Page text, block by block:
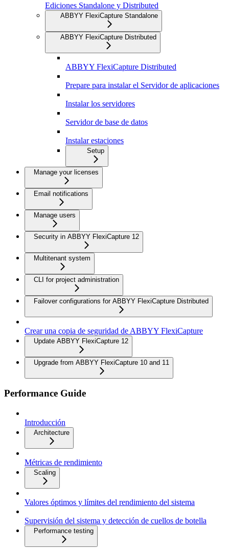
Ediciones Standalone y Distributed
ABBYY FlexiCapture Standalone
ABBYY FlexiCapture Distributed
ABBYY FlexiCapture Distributed
Prepare para instalar el Servidor de aplicaciones
Instalar los servidores
Servidor de base de datos
Instalar estaciones
Setup
Manage your licenses
Email notifications
Manage users
Security in ABBYY FlexiCapture 12
Multitenant system
CLI for project administration
Failover configurations for ABBYY FlexiCapture Distributed
Crear una copia de seguridad de ABBYY FlexiCapture
Update ABBYY FlexiCapture 12
Upgrade from ABBYY FlexiCapture 10 and 11
Performance Guide
Introducción
Architecture
Métricas de rendimiento
Scaling
Valores óptimos y límites del rendimiento del sistema
Supervisión del sistema y detección de cuellos de botella
Performance testing